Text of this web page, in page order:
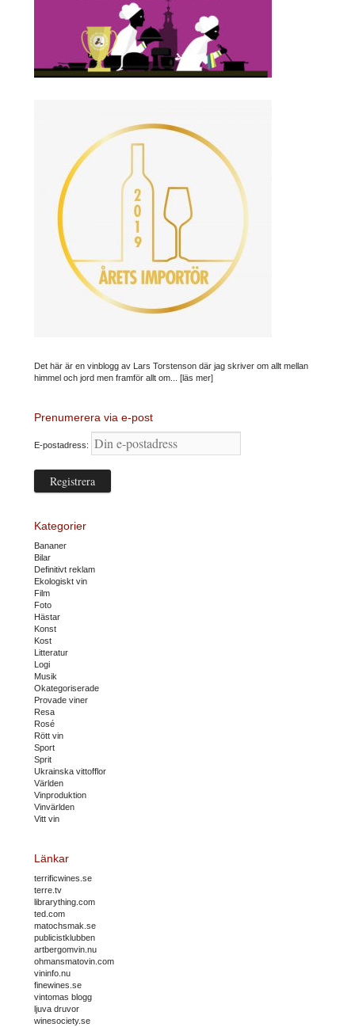
Det här är en vinblogg av Lars Torstenson där jag skriver om allt mellan
himmel och jord men framför allt om... [läs mer]
Prenumerera via e-post
E-postadress:
Kategorier
Bananer
Bilar
Definitivt reklam
Ekologiskt vin
Film
Foto
Hästar
Konst
Kost
Litteratur
Logi
Musik
Okategoriserade
Provade viner
Resa
Rosé
Rött vin
Sport
Sprit
Ukrainska vittofflor
Världen
Vinproduktion
Vinvärlden
Vitt vin
Länkar
terrificwines.se
terre.tv
librarything.com
ted.com
matochsmak.se
publicistklubben
artbergomvin.nu
ohmansmatovin.com
vininfo.nu
finewines.se
vintomas blogg
ljuva druvor
winesociety.se